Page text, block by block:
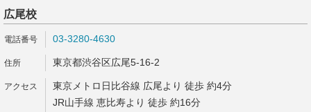
広尾校
03-3280-4630
東京都渋谷区広尾5-16-2
東京メトロ日比谷線 広尾より 徒歩 約4分
JR山手線 恵比寿より 徒歩 約16分